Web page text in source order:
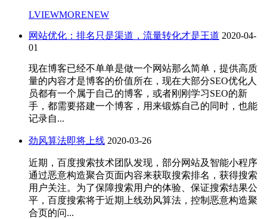
LVIEWMORENEW
网站优化：排名只是渠道，流量转化才是王道 2020-04-
01
现在博客已经不单单是做一个网站那么简单，提供高质
量的内容才是博客的价值所在，现在大部分SEO优化人
员都有一个属于自己的博客，或者刚刚学习SEO的新
手，都需要搭建一个博客，用来锻炼自己的同时，也能
记录自...
劲风算法即将上线 2020-03-26
近期，百度搜索技术团队发现，部分网站及智能小程序
通过恶意构造聚合页面内容来获取搜索排名，获得搜索
用户关注。为了保障搜索用户的体验、保证搜索结果公
平，百度搜索将于近期上线劲风算法，控制恶意构造聚
合页的问...